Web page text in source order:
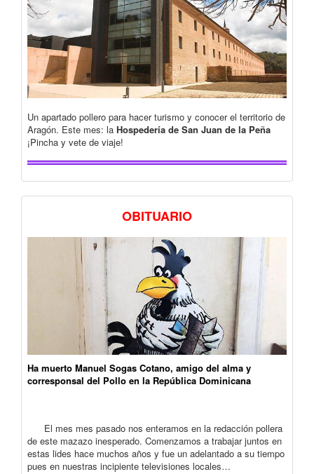
Un apartado pollero para hacer turismo y conocer el territorio de
Aragón. Este mes: la Hospedería de San Juan de la Peña
¡Pincha y vete de viaje!
OBITUARIO
Ha muerto Manuel Sogas Cotano, amigo del alma y
corresponsal del Pollo en la República Dominicana
El mes mes pasado nos enteramos en la redacción pollera
de este mazazo inesperado. Comenzamos a trabajar juntos en
estas lides hace muchos años y fue un adelantado a su tiempo
pues en nuestras incipiente televisiones locales…